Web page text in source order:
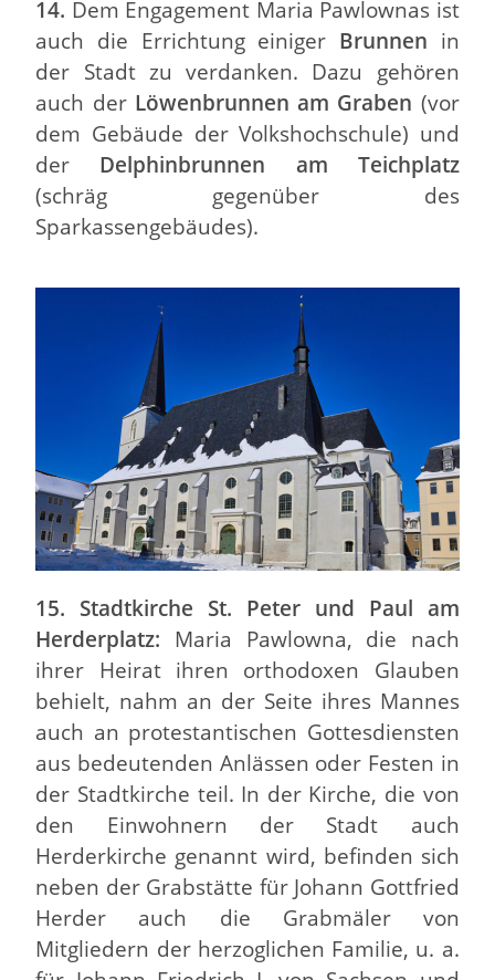
14. Dem Engagement Maria Pawlownas ist
auch die Errichtung einiger Brunnen in
der Stadt zu verdanken. Dazu gehören
auch der Löwenbrunnen am Graben (vor
dem Gebäude der Volkshochschule) und
der Delphinbrunnen am Teichplatz
(schräg gegenüber des
Sparkassengebäudes).
15. Stadtkirche St. Peter und Paul am
Herderplatz: Maria Pawlowna, die nach
ihrer Heirat ihren orthodoxen Glauben
behielt, nahm an der Seite ihres Mannes
auch an protestantischen Gottesdiensten
aus bedeutenden Anlässen oder Festen in
der Stadtkirche teil. In der Kirche, die von
den Einwohnern der Stadt auch
Herderkirche genannt wird, befinden sich
neben der Grabstätte für Johann Gottfried
Herder auch die Grabmäler von
Mitgliedern der herzoglichen Familie, u. a.